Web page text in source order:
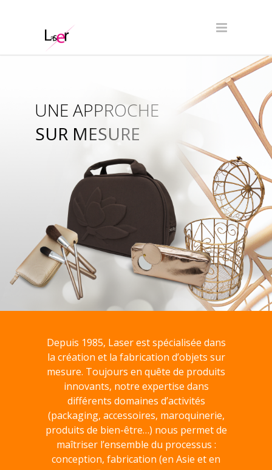
SUR MESURE
UNE APPROCHE
Depuis 1985, Laser est spécialisée dans
la création et la fabrication d’objets sur
mesure. Toujours en quête de produits
innovants, notre expertise dans
différents domaines d’activités
(packaging, accessoires, maroquinerie,
produits de bien-être…) nous permet de
maîtriser l’ensemble du processus :
conception, fabrication (en Asie et en